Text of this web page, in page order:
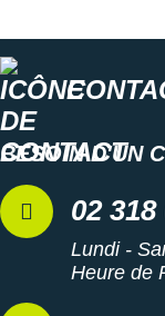
BESOIN D'UN
02 318
Lundi -
Heure de